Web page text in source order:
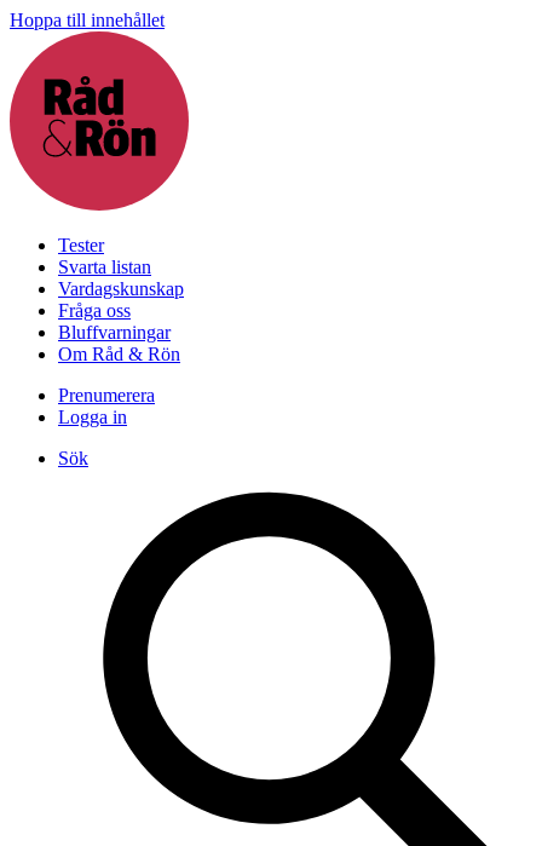
Hoppa till innehållet
Tester
Svarta listan
Vardagskunskap
Fråga oss
Bluffvarningar
Om Råd & Rön
Prenumerera
Logga in
Sök